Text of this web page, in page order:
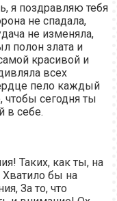
я поздравляю тебя
не спадала,
не изменяла,
полон злата и
красивой и
всех
пело каждый
сегодня ты
в себе.
Таких, как ты, на
Хватило бы на
За то, что